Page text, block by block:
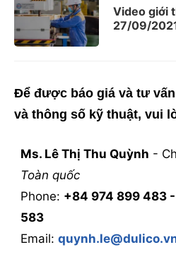
Video giới
27/09/
Để được báo giá và tư
và thông số kỹ thuật, vui
Ms. Lê Thị Thu Quỳnh -
Toàn quốc
Phone: ‭ +84 974 899 483 -
583
Email: